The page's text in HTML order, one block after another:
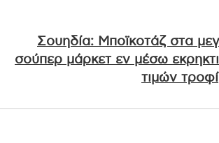
Σουηδία: Μποϊκοτάζ στα
σούπερ μάρκετ εν μέσω
τιμών